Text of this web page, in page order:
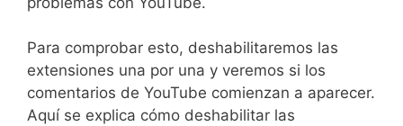
Para comprobar esto, deshabilitaremos las
extensiones una por una y veremos si los
comentarios de YouTube comienzan a aparecer.
Aquí se explica cómo deshabilitar las